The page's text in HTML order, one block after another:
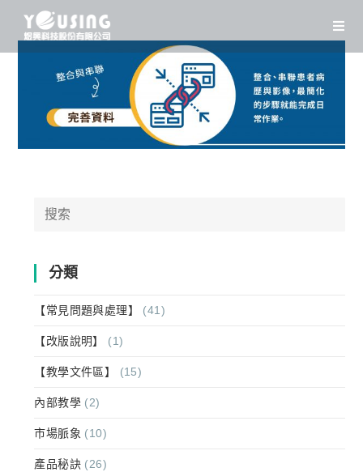
Search
分類
【常見問題與處理】 (41)
【改版說明】 (1)
【教學文件區】 (15)
內部教學 (2)
市場脈象 (10)
產品秘訣 (26)